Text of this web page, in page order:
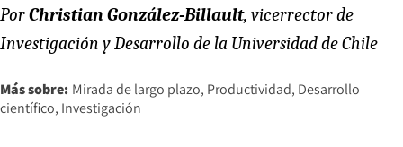
PorChristian González-Billault, vicerrector de
Investigación y Desarrollo de la Universidad de Chile
Más sobre: Mirada de largo plazo Productividad Desarrollo
científico Investigación